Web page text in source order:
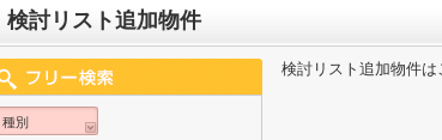
検討リスト追加物件
検討リスト追加物件は
種別